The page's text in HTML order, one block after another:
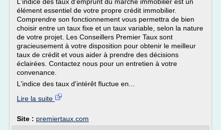
élément essentiel de votre propre crédit immobilier.
Comprendre son fonctionnement vous permettra de bien
choisir entre un taux fixe et un taux variable, selon la nature
de votre projet. Les Conseillers Premier Taux sont
gracieusement à votre disposition pour obtenir le meilleur
taux de crédit et vous aider à prendre des décisions
éclairées. Contactez nous pour un entretien à votre
convenance.
L'indice des taux d'intérêt fluctue en...
Lire la suite
Site : premiertaux.com